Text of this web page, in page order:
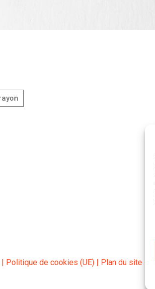
| Politique de cookies (UE) | Plan du site